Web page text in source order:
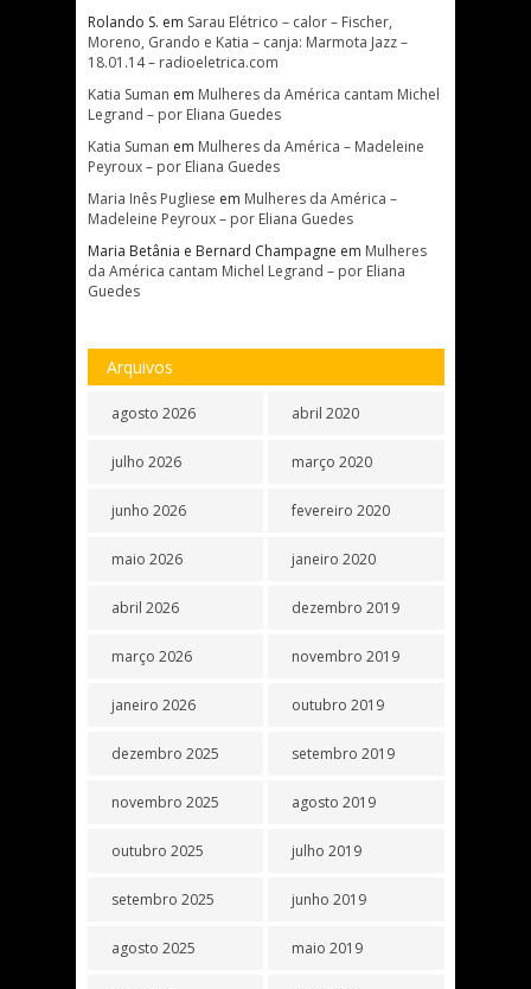
Rolando S. em Sarau Elétrico – calor – Fischer,
Moreno, Grando e Katia – canja: Marmota Jazz –
18.01.14 – radioeletrica.com
Katia Suman em Mulheres da América cantam Michel
Legrand – por Eliana Guedes
Katia Suman em Mulheres da América – Madeleine
Peyroux – por Eliana Guedes
Maria Inês Pugliese em Mulheres da América –
Madeleine Peyroux – por Eliana Guedes
Maria Betânia e Bernard Champagne em Mulheres
da América cantam Michel Legrand – por Eliana
Guedes
Arquivos
agosto 2026
julho 2026
junho 2026
maio 2026
abril 2026
março 2026
janeiro 2026
dezembro 2025
novembro 2025
outubro 2025
setembro 2025
agosto 2025
abril 2020
março 2020
fevereiro 2020
janeiro 2020
dezembro 2019
novembro 2019
outubro 2019
setembro 2019
agosto 2019
julho 2019
junho 2019
maio 2019